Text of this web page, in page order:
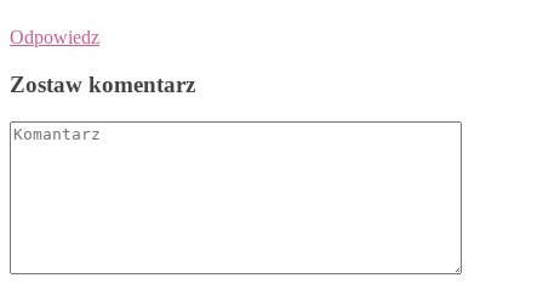
Odpowiedz
Zostaw komentarz